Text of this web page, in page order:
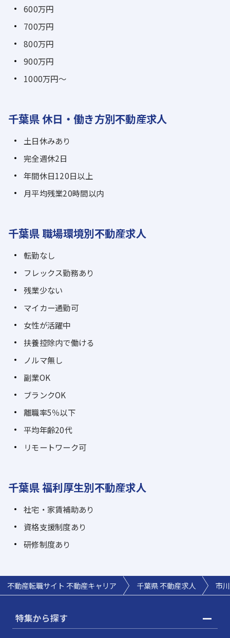
600万円
700万円
800万円
900万円
1000万円～
千葉県 休日・働き方別不動産求人
土日休みあり
完全週休2日
年間休日120日以上
月平均残業20時間以内
千葉県 職場環境別不動産求人
転勤なし
フレックス勤務あり
残業少ない
マイカー通勤可
女性が活躍中
扶養控除内で働ける
ノルマ無し
副業OK
ブランクOK
離職率5％以下
平均年齢20代
リモートワーク可
千葉県 福利厚生別不動産求人
社宅・家賃補助あり
資格支援制度あり
研修制度あり
不動産転職サイト 不動産キャリア 千葉県 不動産求人 市
特集から探す